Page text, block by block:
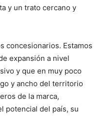
y un trato cercano y
concesionarios. Estamos
expansión a nivel
y que en muy poco
y ancho del territorio
de la marca,
potencial del país, su